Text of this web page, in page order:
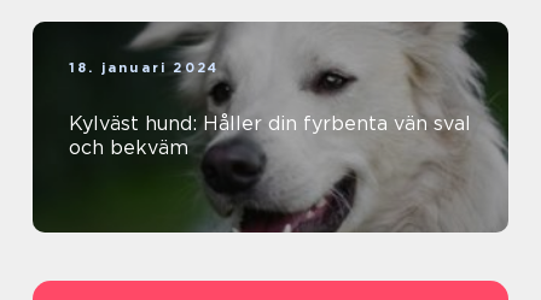
18. januari 2024
Kylväst hund: Håller din fyrbenta vän sval
och bekväm